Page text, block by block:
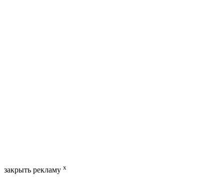
закрыть рекламу x